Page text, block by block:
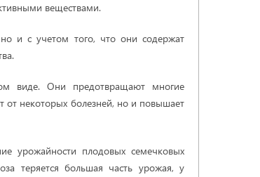
веществами.
и с учетом того, что они содержат
виде. Они предотвращают многие
от некоторых болезней, но и повышает
урожайности плодовых семечковых
теряется большая часть урожая, у